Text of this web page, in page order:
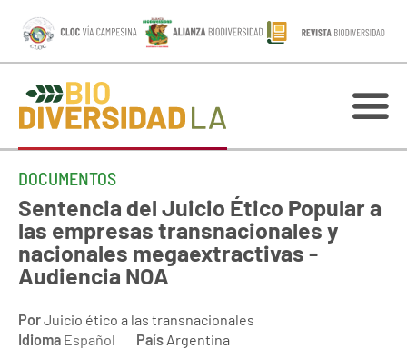
DOCUMENTOS
Sentencia del Juicio Ético Popular a
las empresas transnacionales y
nacionales megaextractivas -
Audiencia NOA
PorJuicio ético a las transnacionales
Idioma Español País Argentina